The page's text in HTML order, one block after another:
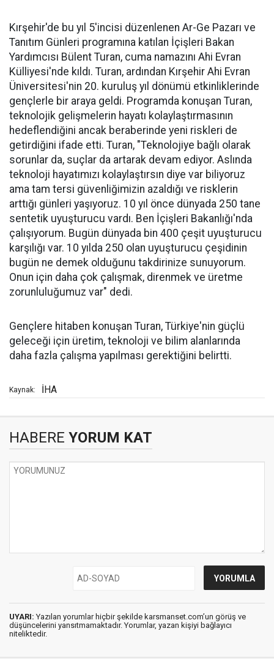
Kırşehir'de bu yıl 5'incisi düzenlenen Ar-Ge Pazarı ve
Tanıtım Günleri programına katılan İçişleri Bakan
Yardımcısı Bülent Turan, cuma namazını Ahi Evran
Külliyesi'nde kıldı. Turan, ardından Kırşehir Ahi Evran
Üniversitesi'nin 20. kuruluş yıl dönümü etkinliklerinde
gençlerle bir araya geldi. Programda konuşan Turan,
teknolojik gelişmelerin hayatı kolaylaştırmasının
hedeflendiğini ancak beraberinde yeni riskleri de
getirdiğini ifade etti. Turan, "Teknolojiye bağlı olarak
sorunlar da, suçlar da artarak devam ediyor. Aslında
teknoloji hayatımızı kolaylaştırsın diye var biliyoruz
ama tam tersi güvenliğimizin azaldığı ve risklerin
arttığı günleri yaşıyoruz. 10 yıl önce dünyada 250 tane
sentetik uyuşturucu vardı. Ben İçişleri Bakanlığı'nda
çalışıyorum. Bugün dünyada bin 400 çeşit uyuşturucu
karşılığı var. 10 yılda 250 olan uyuşturucu çeşidinin
bugün ne demek olduğunu takdirinize sunuyorum.
Onun için daha çok çalışmak, direnmek ve üretme
zorunluluğumuz var" dedi.
Gençlere hitaben konuşan Turan, Türkiye'nin güçlü
geleceği için üretim, teknoloji ve bilim alanlarında
daha fazla çalışma yapılması gerektiğini belirtti.
Kaynak: İHA
HABERE YORUM KAT
UYARI: Yazılan yorumlar hiçbir şekilde karsmanset.com’un görüş ve
düşüncelerini yansıtmamaktadır. Yorumlar, yazan kişiyi bağlayıcı
niteliktedir.